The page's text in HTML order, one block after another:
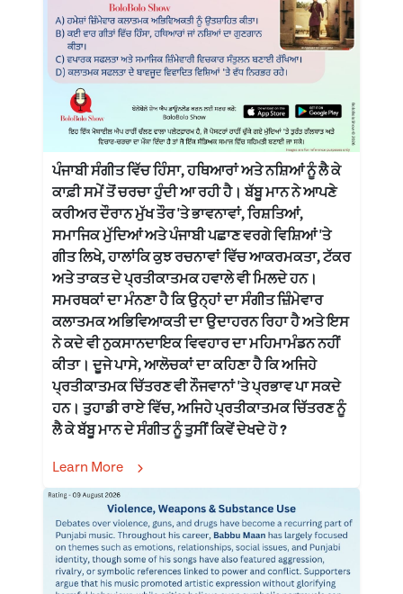
ਪੰਜਾਬੀ ਸੰਗੀਤ ਵਿੱਚ ਹਿੰਸਾ, ਹਥਿਆਰਾਂ ਅਤੇ ਨਸ਼ਿਆਂ ਨੂੰ ਲੈ ਕੇ
ਕਾਫ਼ੀ ਸਮੇਂ ਤੋਂ ਚਰਚਾ ਹੁੰਦੀ ਆ ਰਹੀ ਹੈ। ਬੱਬੂ ਮਾਨ ਨੇ ਆਪਣੇ
ਕਰੀਅਰ ਦੌਰਾਨ ਮੁੱਖ ਤੌਰ 'ਤੇ ਭਾਵਨਾਵਾਂ, ਰਿਸ਼ਤਿਆਂ,
ਸਮਾਜਿਕ ਮੁੱਦਿਆਂ ਅਤੇ ਪੰਜਾਬੀ ਪਛਾਣ ਵਰਗੇ ਵਿਸ਼ਿਆਂ 'ਤੇ
ਗੀਤ ਲਿਖੇ, ਹਾਲਾਂਕਿ ਕੁਝ ਰਚਨਾਵਾਂ ਵਿੱਚ ਆਕਰਮਕਤਾ, ਟੱਕਰ
ਅਤੇ ਤਾਕਤ ਦੇ ਪ੍ਰਤੀਕਾਤਮਕ ਹਵਾਲੇ ਵੀ ਮਿਲਦੇ ਹਨ।
ਸਮਰਥਕਾਂ ਦਾ ਮੰਨਣਾ ਹੈ ਕਿ ਉਨ੍ਹਾਂ ਦਾ ਸੰਗੀਤ ਜ਼ਿੰਮੇਵਾਰ
ਕਲਾਤਮਕ ਅਭਿਵਿਆਕਤੀ ਦਾ ਉਦਾਹਰਨ ਰਿਹਾ ਹੈ ਅਤੇ ਇਸ
ਨੇ ਕਦੇ ਵੀ ਨੁਕਸਾਨਦਾਇਕ ਵਿਵਹਾਰ ਦਾ ਮਹਿਮਾਮੰਡਨ ਨਹੀਂ
ਕੀਤਾ। ਦੂਜੇ ਪਾਸੇ, ਆਲੋਚਕਾਂ ਦਾ ਕਹਿਣਾ ਹੈ ਕਿ ਅਜਿਹੇ
ਪ੍ਰਤੀਕਾਤਮਕ ਚਿੱਤਰਣ ਵੀ ਨੌਜਵਾਨਾਂ 'ਤੇ ਪ੍ਰਭਾਵ ਪਾ ਸਕਦੇ
ਹਨ। ਤੁਹਾਡੀ ਰਾਏ ਵਿੱਚ, ਅਜਿਹੇ ਪ੍ਰਤੀਕਾਤਮਕ ਚਿੱਤਰਣ ਨੂੰ
ਲੈ ਕੇ ਬੱਬੂ ਮਾਨ ਦੇ ਸੰਗੀਤ ਨੂੰ ਤੁਸੀਂ ਕਿਵੇਂ ਦੇਖਦੇ ਹੋ ?
Learn More